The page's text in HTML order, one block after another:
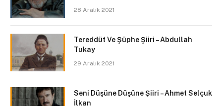
28 Aralık 2021
Tereddüt Ve Şüphe Şiiri – Abdullah
Tukay
29 Aralık 2021
Seni Düşüne Düşüne Şiiri – Ahmet Selçuk
İlkan